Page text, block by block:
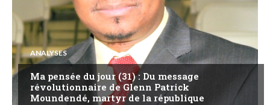
ANALYSES
Ma pensée du jour (31) : Du message
révolutionnaire de Glenn Patrick
Moundendé, martyr de la république